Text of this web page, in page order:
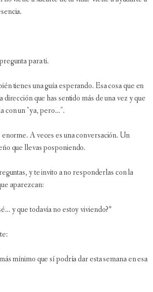
para ti.
tienes una guía esperando. Esa cosa que en
dirección que has sentido más de una vez y que
con un "ya, pero…".
A veces es una conversación. Un
que llevas posponiendo.
y te invito a no responderlas con la
aparezcan:
y que todavía no estoy viviendo?*
mínimo que sí podría dar esta semana en esa